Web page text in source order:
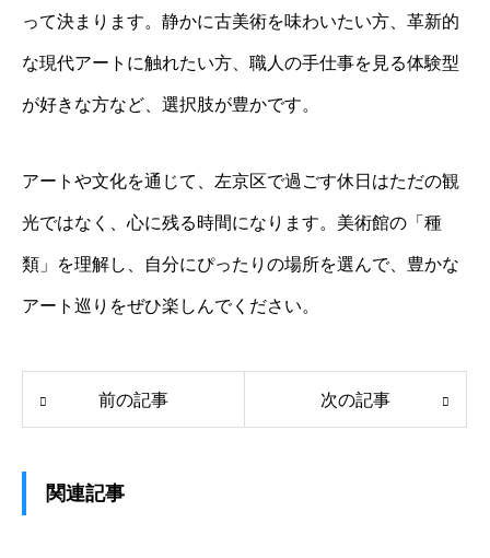
って決まります。静かに古美術を味わいたい方、革新的
な現代アートに触れたい方、職人の手仕事を見る体験型
が好きな方など、選択肢が豊かです。
アートや文化を通じて、左京区で過ごす休日はただの観
光ではなく、心に残る時間になります。美術館の「種
類」を理解し、自分にぴったりの場所を選んで、豊かな
アート巡りをぜひ楽しんでください。
前の記事 次の記事
関連記事